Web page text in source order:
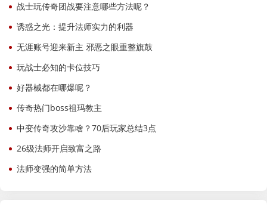
战士玩传奇团战要注意哪些方法呢？
诱惑之光：提升法师实力的利器
无涯账号迎来新主 邪恶之眼重整旗鼓
玩战士必知的卡位技巧
好器械都在哪爆呢？
传奇热门boss祖玛教主
中变传奇攻沙靠啥？70后玩家总结3点
26级法师开启致富之路
法师变强的简单方法